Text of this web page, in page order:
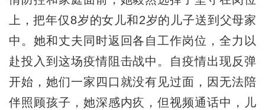
上，把年仅8岁的女儿和2岁的儿子送到父母家
中。她和丈夫同时返回各自工作岗位，全力以
赴投入到这场疫情阻击战中。自疫情出现反弹
开始，她们一家四口就没有见过面，因无法陪
伴照顾孩子，她深感内疚，但视频通话中，儿